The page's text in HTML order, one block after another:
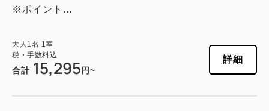
※ポイント...
大人 1名 1室
税・手数料込
合計 15,295 円~
詳細